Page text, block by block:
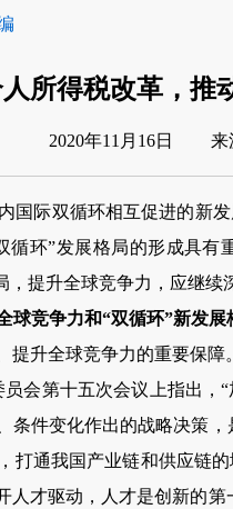
所得税改革，推
2020年11月16日 来
国际双循环相互促进的新
循环”发展格局的形成具
提升全球竞争力，应继续
球竞争力和“双循环”新发展
提升全球竞争力的重要保
会第十五次会议上指出，
条件变化作出的战略决策
打通我国产业链和供应链
人才驱动，人才是创新的